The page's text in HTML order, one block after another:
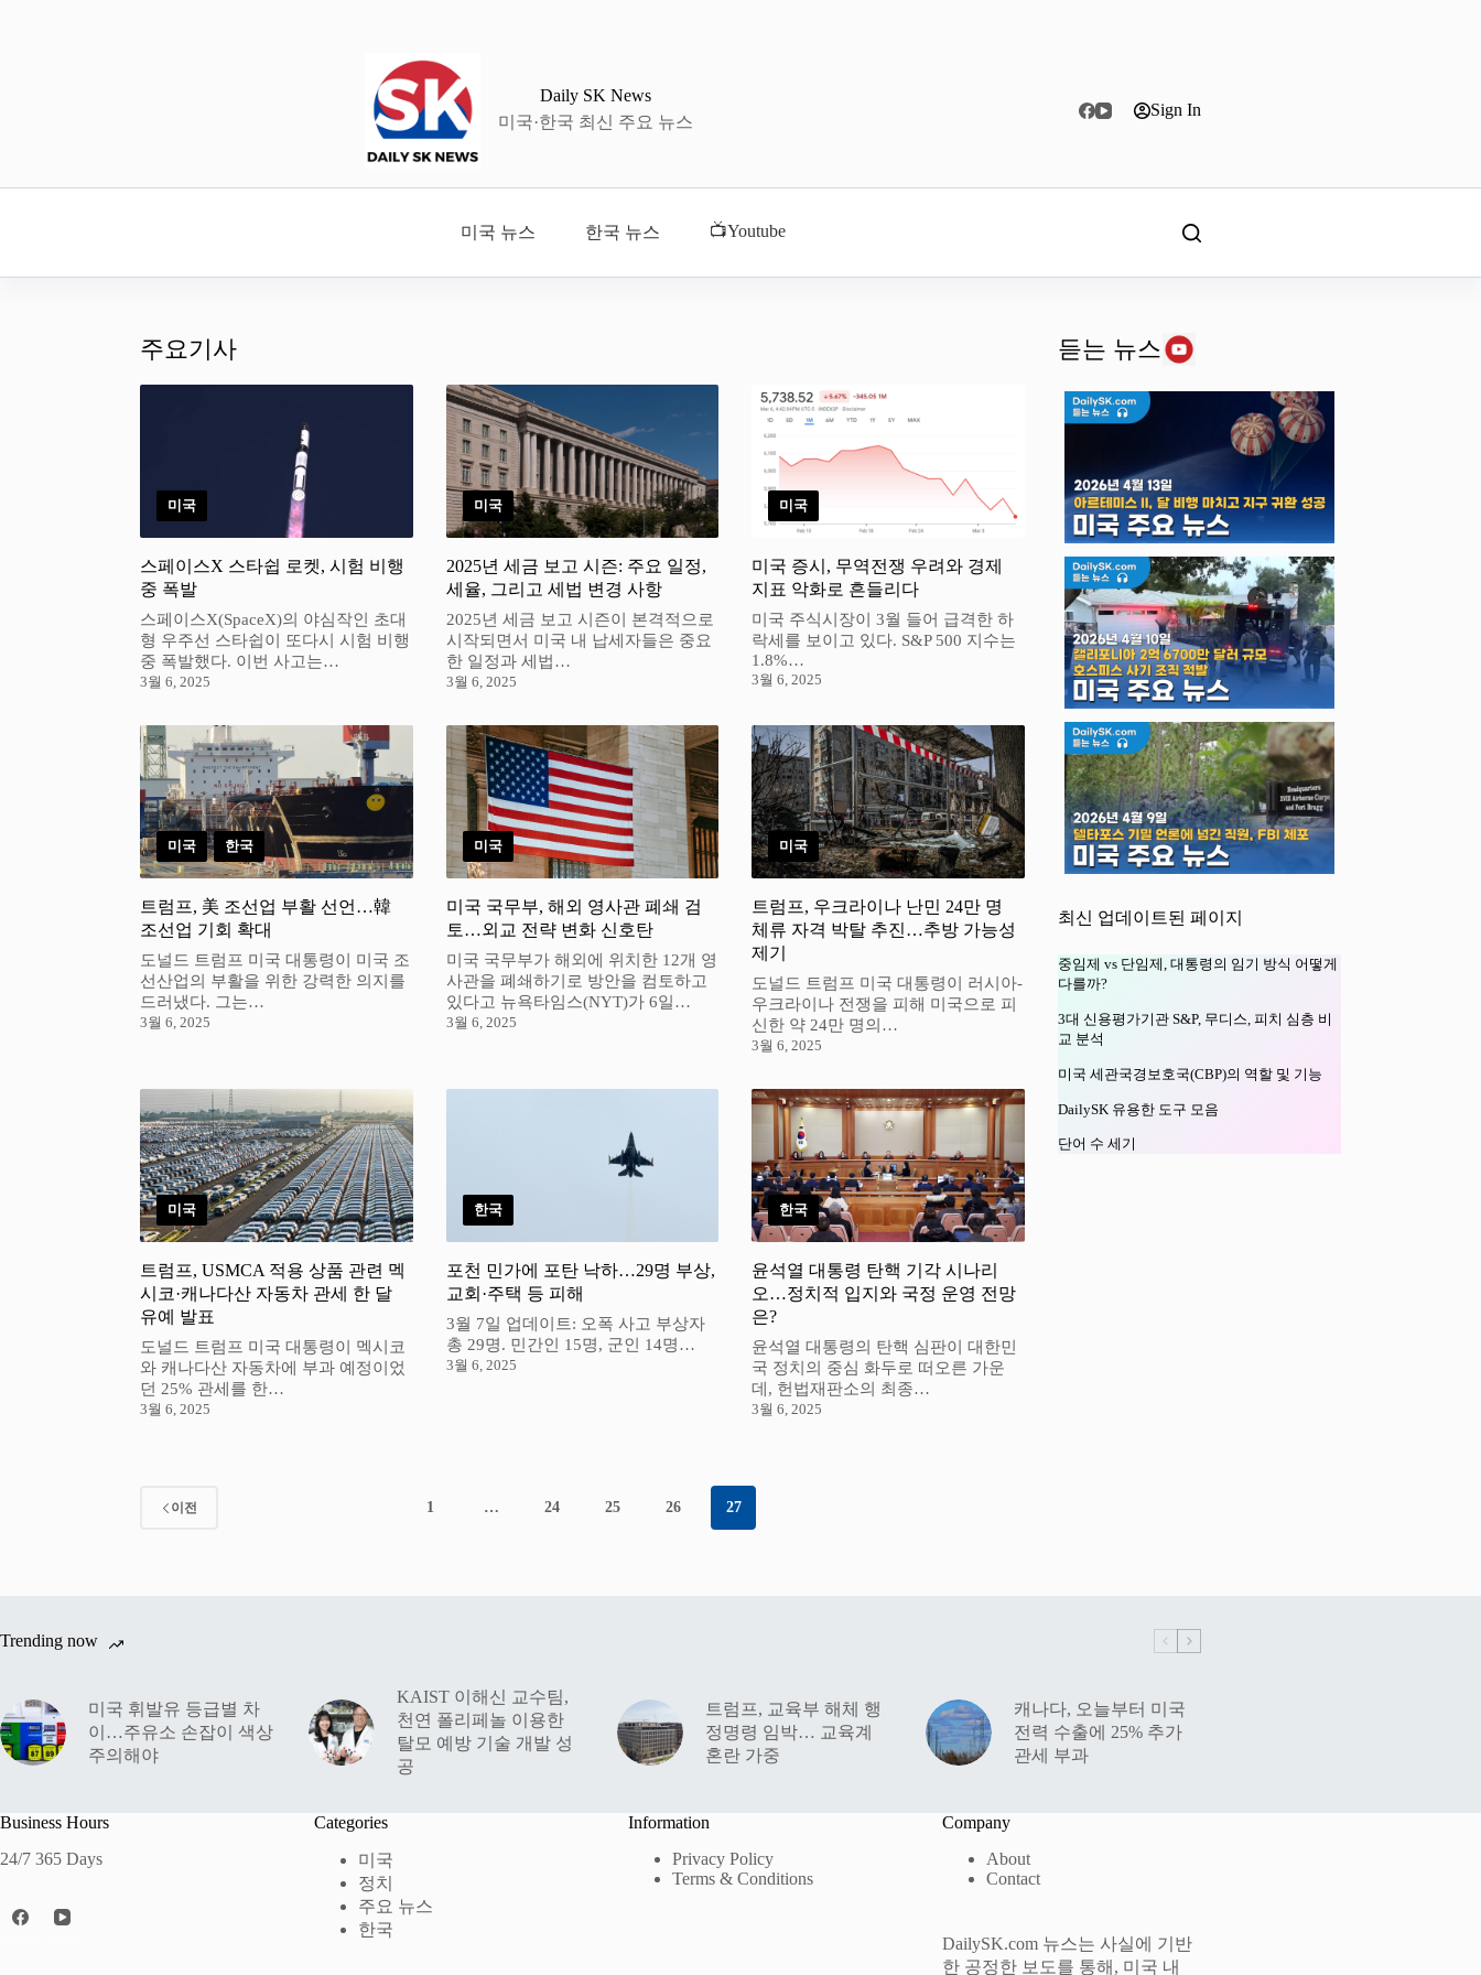
Daily SK News
미국·한국 최신 주요 뉴스
Sign In
미국 뉴스 한국 뉴스 📺Youtube
주요기사
미국
스페이스X 스타쉽 로켓, 시험 비행
중 폭발
스페이스X(SpaceX)의 야심작인 초대
형 우주선 스타쉽이 또다시 시험 비행
중 폭발했다. 이번 사고는…
3월 6, 2025
미국
2025년 세금 보고 시즌: 주요 일정,
세율, 그리고 세법 변경 사항
2025년 세금 보고 시즌이 본격적으로
시작되면서 미국 내 납세자들은 중요
한 일정과 세법…
3월 6, 2025
미국
미국 증시, 무역전쟁 우려와 경제
지표 악화로 흔들리다
미국 주식시장이 3월 들어 급격한 하
락세를 보이고 있다. S&P 500 지수는
1.8%…
3월 6, 2025
미국 , 한국
트럼프, 美 조선업 부활 선언…韓
조선업 기회 확대
도널드 트럼프 미국 대통령이 미국 조
선산업의 부활을 위한 강력한 의지를
드러냈다. 그는…
3월 6, 2025
미국
미국 국무부, 해외 영사관 폐쇄 검
토…외교 전략 변화 신호탄
미국 국무부가 해외에 위치한 12개 영
사관을 폐쇄하기로 방안을 컴토하고
있다고 뉴욕타임스(NYT)가 6일…
3월 6, 2025
미국
트럼프, 우크라이나 난민 24만 명
체류 자격 박탈 추진…추방 가능성
제기
도널드 트럼프 미국 대통령이 러시아-
우크라이나 전쟁을 피해 미국으로 피
신한 약 24만 명의…
3월 6, 2025
미국
트럼프, USMCA 적용 상품 관련 멕
시코·캐나다산 자동차 관세 한 달
유예 발표
도널드 트럼프 미국 대통령이 멕시코
와 캐나다산 자동차에 부과 예정이었
던 25% 관세를 한…
3월 6, 2025
한국
포천 민가에 포탄 낙하…29명 부상,
교회·주택 등 피해
3월 7일 업데이트: 오폭 사고 부상자
총 29명. 민간인 15명, 군인 14명…
3월 6, 2025
한국
윤석열 대통령 탄핵 기각 시나리
오…정치적 입지와 국정 운영 전망
은?
윤석열 대통령의 탄핵 심판이 대한민
국 정치의 중심 화두로 떠오른 가운
데, 헌법재판소의 최종…
3월 6, 2025
이전 1 … 24 25 26 27
듣는 뉴스
최신 업데이트된 페이지
중임제 vs 단임제, 대통령의 임기 방식 어떻게
다를까?
3대 신용평가기관 S&P, 무디스, 피치 심층 비
교 분석
미국 세관국경보호국(CBP)의 역할 및 기능
DailySK 유용한 도구 모음
단어 수 세기
Trending now
미국 휘발유 등급별 차
이…주유소 손잡이 색상
주의해야
KAIST 이해신 교수팀,
천연 폴리페놀 이용한
탈모 예방 기술 개발 성
공
트럼프, 교육부 해체 행
정명령 임박… 교육계
혼란 가중
캐나다, 오늘부터 미국
전력 수출에 25% 추가
관세 부과
Business Hours
24/7 365 Days
Categories
미국
정치
주요 뉴스
한국
Information
Privacy Policy
Terms & Conditions
Company
About
Contact
DailySK.com 뉴스는 사실에 기반
한 공정한 보도를 통해, 미국 내